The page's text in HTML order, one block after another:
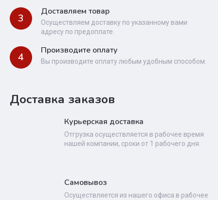
3
Доставляем товар
Осуществляем доставку по указанному вами
адресу по предоплате.
4
Производите оплату
Вы производите оплату любым удобным способом.
Доставка заказов
Курьерская доставка
Отгрузка осуществляется в рабочее время
нашей компании, сроки от 1 рабочего дня.
Самовывоз
Осуществляется из нашего офиса в рабочее